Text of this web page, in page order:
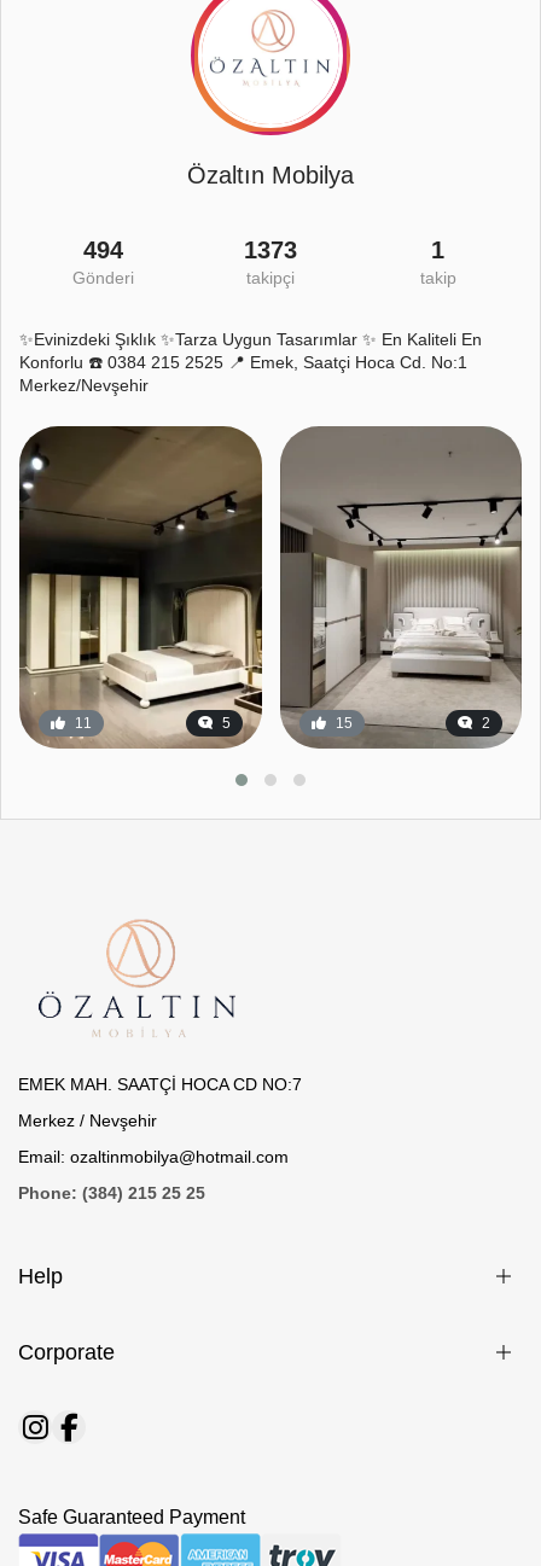
Özaltın Mobilya
494
Gönderi
1373
takipçi
1
takip
✨Evinizdeki Şıklık ✨Tarza Uygun Tasarımlar ✨ En Kaliteli En
Konforlu ☎️ 0384 215 2525 📍 Emek, Saatçi Hoca Cd. No:1
Merkez/Nevşehir
11 5 15 2
EMEK MAH. SAATÇİ HOCA CD NO:7
Merkez / Nevşehir
Email: ozaltinmobilya@hotmail.com
Phone: (384) 215 25 25
Help
Corporate
Safe Guaranteed Payment